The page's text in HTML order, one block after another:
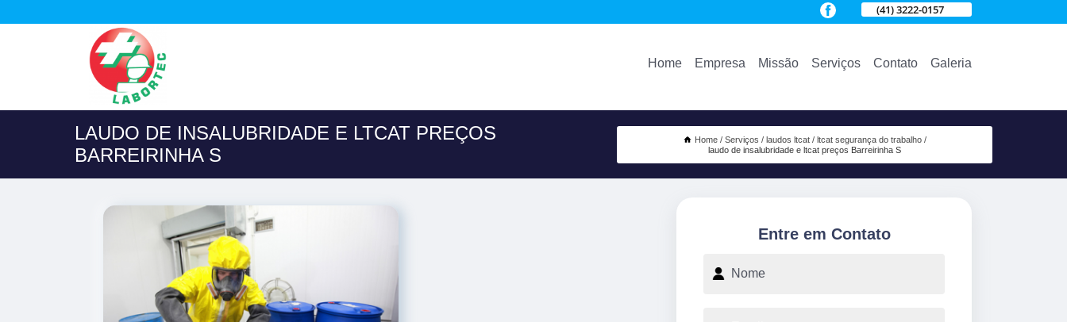
(41) 3222-0157
Home Empresa Missão Serviços Contato Galeria
LAUDO DE INSALUBRIDADE E LTCAT PREÇOS
BARREIRINHA S
Home Serviços laudos ltcat
ltcat segurança do trabalho
laudo de insalubridade e ltcat preços Barreirinha S
Entre em Contato